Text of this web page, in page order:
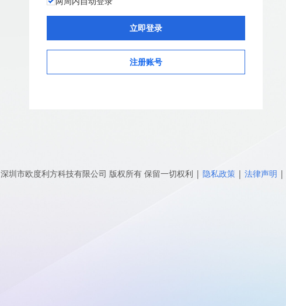
注册账号
深圳市欧度利方科技有限公司 版权所有 保留一切权利 | 隐私政策 | 法律声明 |